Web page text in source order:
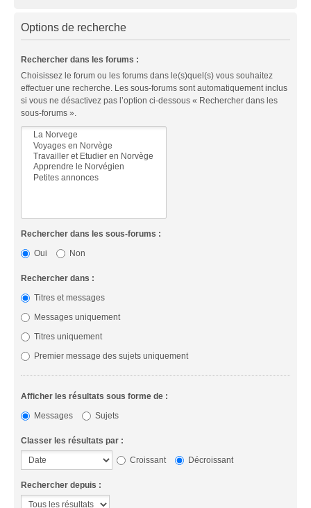
Options de recherche
Rechercher dans les forums :
Choisissez le forum ou les forums dans le(s)quel(s) vous souhaitez
effectuer une recherche. Les sous-forums sont automatiquement inclus
si vous ne désactivez pas l’option ci-dessous « Rechercher dans les
sous-forums ».
Rechercher dans les sous-forums :
Oui
Non
Rechercher dans :
Titres et messages
Messages uniquement
Titres uniquement
Premier message des sujets uniquement
Afficher les résultats sous forme de :
Messages
Sujets
Classer les résultats par :
Croissant
Décroissant
Rechercher depuis :